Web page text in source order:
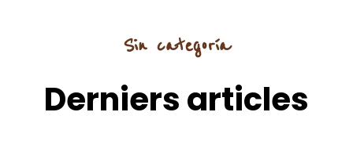
Sin categoría
Derniers articles